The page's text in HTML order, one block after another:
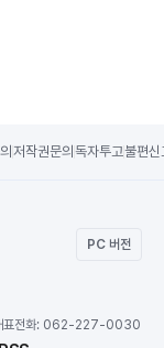
저작권문의 독자투고불편신
PC 버전
표전화: 062-227-0030